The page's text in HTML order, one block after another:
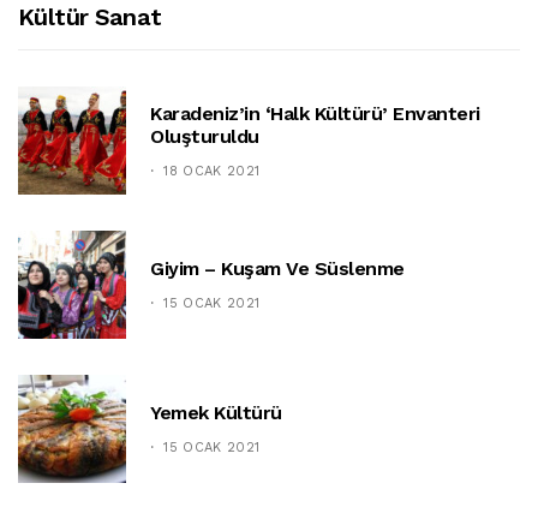
Kültür Sanat
Karadeniz’in ‘halk Kültürü’ Envanteri
Oluşturuldu
18 OCAK 2021
Giyim – Kuşam Ve Süslenme
15 OCAK 2021
Yemek Kültürü
15 OCAK 2021